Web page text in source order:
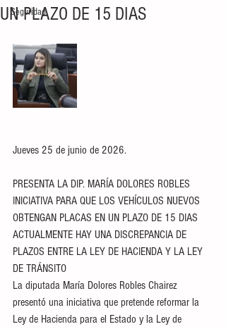
Seguridad
UN PLAZO DE 15 DIAS
Jueves 25 de junio de 2026.
PRESENTA LA DIP. MARÍA DOLORES ROBLES
INICIATIVA PARA QUE LOS VEHÍCULOS NUEVOS
OBTENGAN PLACAS EN UN PLAZO DE 15 DIAS
ACTUALMENTE HAY UNA DISCREPANCIA DE
PLAZOS ENTRE LA LEY DE HACIENDA Y LA LEY
DE TRÁNSITO
La diputada María Dolores Robles Chairez
presentó una iniciativa que pretende reformar la
Ley de Hacienda para el Estado y la Ley de